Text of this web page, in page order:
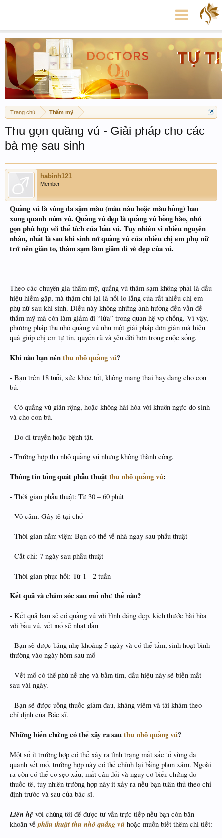
Trang chủ Thẩm mỹ
Thu gọn quầng vú - Giải pháp cho các
bà mẹ sau sinh
habinh121
Member
Quầng vú là vùng da sậm màu (màu nâu hoặc màu hồng) bao
xung quanh núm vú. Quầng vú đẹp là quầng vú hồng hào, nhỏ
gọn phù hợp với thể tích của bầu vú. Tuy nhiên vì nhiều nguyên
nhân, nhất là sau khi sinh nở quầng vú của nhiều chị em phụ nữ
trở nên giãn to, thâm sạm làm giảm đi vẻ đẹp của vú.
Theo các chuyên gia thẩm mỹ, quầng vú thâm sạm không phải là dấu
hiệu hiếm gặp, mà thậm chí lại là nỗi lo lắng của rất nhiều chị em
phụ nữ sau khi sinh. Điều này không những ảnh hưởng đến vấn đề
thẩm mỹ mà còn làm giảm đi “lửa” trong quan hệ vợ chồng. Vì vậy,
phương pháp thu nhỏ quầng vú như một giải pháp đơn giản mà hiệu
quả giúp chị em tự tin, quyến rũ và yêu đời hơn trong cuộc sống.
Khi nào bạn nênthu nhỏ quầng vú?
- Bạn trên 18 tuổi, sức khỏe tốt, không mang thai hay đang cho con
bú.
- Có quầng vú giãn rộng, hoặc không hài hòa với khuôn ngực do sinh
và cho con bú.
- Do di truyền hoặc bệnh tật.
- Trường hợp thu nhỏ quầng vú nhưng không thành công.
Thông tin tổng quát phẫu thuậtthu nhỏ quầng vú:
- Thời gian phẫu thuật: Từ 30 – 60 phút
- Vô cảm: Gây tê tại chổ
- Thời gian nằm viện: Bạn có thể về nhà ngay sau phẫu thuật
- Cắt chỉ: 7 ngày sau phẫu thuật
- Thời gian phục hồi: Từ 1 - 2 tuần
Kết quả và chăm sóc sau mổ như thế nào?
- Kết quả bạn sẽ có quầng vú với hình dáng đẹp, kích thước hài hòa
với bầu vú, vết mổ sẽ nhạt dần
- Bạn sẽ được băng nhẹ khoảng 5 ngày và có thể tắm, sinh hoạt bình
thường vào ngày hôm sau mổ
- Vết mổ có thể phù nề nhẹ và bấm tím, dấu hiệu này sẽ biến mất
sau vài ngày.
- Bạn sẽ được uống thuốc giảm đau, kháng viêm và tái khám theo
chỉ định của Bác sĩ.
Những biến chứng có thể xảy ra sauthu nhỏ quầng vú?
Một số ít trường hợp có thể xảy ra tình trạng mất sắc tố vùng da
quanh vết mổ, trường hợp này có thể chỉnh lại bằng phun xăm. Ngoài
ra còn có thể có sẹo xấu, mất cân đối và nguy cơ biến chứng do
thuốc tê, tuy nhiên trường hợp này ít xảy ra nếu bạn tuân thủ theo chỉ
định trước và sau của bác sĩ.
Liên hệ với chúng tôi để được tư vấn trực tiếp nếu bạn còn băn
khoăn vềphẫu thuật thu nhỏ quầng vú hoặc muốn biết thêm chi tiết: